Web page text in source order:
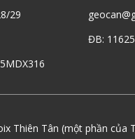
29
ĐB:
Thiên Tân (một phần